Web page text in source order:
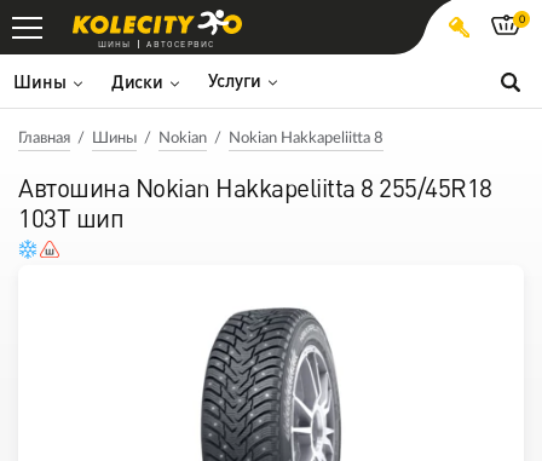
ШИНЫ АВТОСЕРВИС
Шины Диски Услуги
0
Главная Шины Nokian Nokian Hakkapeliitta 8
Автошина Nokian Hakkapeliitta 8 255/45R18
103T шип